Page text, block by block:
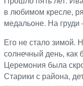
в любимом кресле,
медальоне. На
Его не стало зимой.
солнечный день, как
Церемония была
Старики с района,